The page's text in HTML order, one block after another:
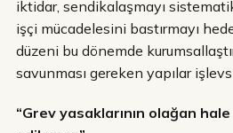
iktidar, sendikalaşmayı
işçi mücadelesini bastırmayı
düzeni bu dönemde
savunması gereken yapılar
“Grev yasaklarının olağan